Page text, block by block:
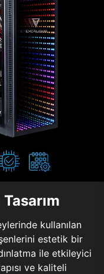
kullanılan
estetik bir
ile etkileyici
ve kaliteli